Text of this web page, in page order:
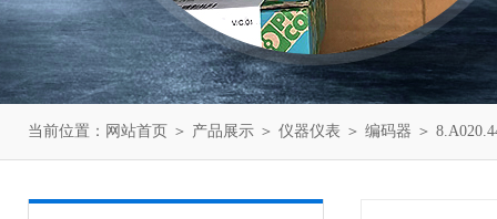
当前位置： 网站首页 ＞ 产品展示 ＞ 仪器仪表 ＞ 编码器 ＞